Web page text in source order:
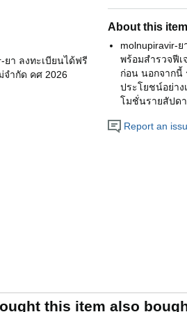
About this item
molnupiravir-
พร้อมสำรวจฟีเ
ก่อน นอกจากนี้
ประโยชน์อย่า
โมชั่นรายสัปด
Report an
this item also